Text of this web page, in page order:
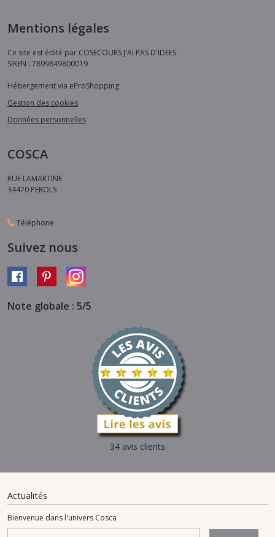
Mentions légales
Ce site est édité par COSECOURS J'AI PAS D'IDEES.
SIREN : 7899849800019
Hébergement via eProShopping
Gestion des cookies
Données personnelles
COSCA
RUE LAMARTINE
34470 PEROLS
Téléphone
Suivez nous
Note globale : 5/5
34 avis clients
Actualités
Bienvenue dans l'univers Cosca